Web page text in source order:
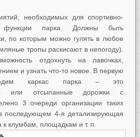
необходимых для спортивно-
функции парка. Должны быть
по которым можно гулять в любое
тропы раскисают в непогоду).
отдохнуть на лавочках,
и узнать что-то новое. В первую
каркас парка – это
или отсыпанные дорожки с
3 очереди организации таких
последующем 4-я детализирующая
к клумбам, площадкам и т. п.